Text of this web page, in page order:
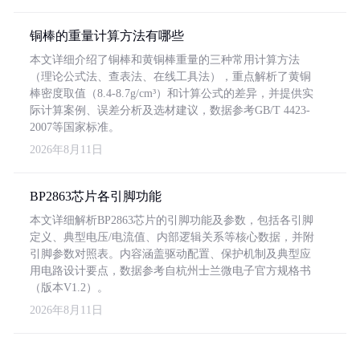
铜棒的重量计算方法有哪些
本文详细介绍了铜棒和黄铜棒重量的三种常用计算方法
（理论公式法、查表法、在线工具法），重点解析了黄铜
棒密度取值（8.4-8.7g/cm³）和计算公式的差异，并提供实
际计算案例、误差分析及选材建议，数据参考GB/T 4423-
2007等国家标准。
2026年8月11日
BP2863芯片各引脚功能
本文详细解析BP2863芯片的引脚功能及参数，包括各引脚
定义、典型电压/电流值、内部逻辑关系等核心数据，并附
引脚参数对照表。内容涵盖驱动配置、保护机制及典型应
用电路设计要点，数据参考自杭州士兰微电子官方规格书
（版本V1.2）。
2026年8月11日